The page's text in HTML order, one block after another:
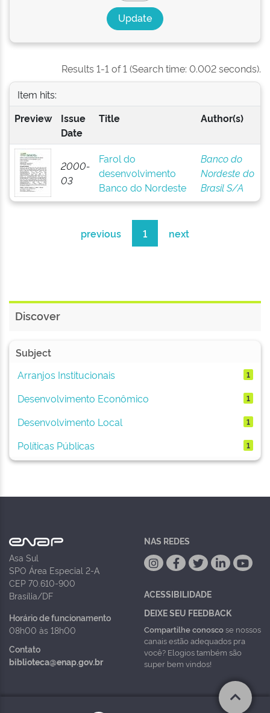
Results 1-1 of 1 (Search time: 0.002 seconds).
Item hits:
Preview
Issue
Date
Title Author(s)
2000-
03
Farol do
desenvolvimento
Banco do Nordeste
Banco do
Nordeste do
Brasil S/A
previous 1 next
Discover
Subject
Arranjos Institucionais
1
Desenvolvimento Econômico 1
Desenvolvimento Local 1
Políticas Públicas 1
Asa Sul
SPO Área Especial 2-A
CEP 70.610-900
Brasília/DF
Horário de funcionamento
08h00 às 18h00
Contato
biblioteca@enap.gov.br
NAS REDES
ACESSIBILIDADE
DEIXE SEU FEEDBACK
Compartilhe conoscose nossos
canais estão adequados pra
você? Elogios também são
super bem vindos!